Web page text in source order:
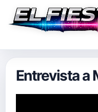
Entrevista a